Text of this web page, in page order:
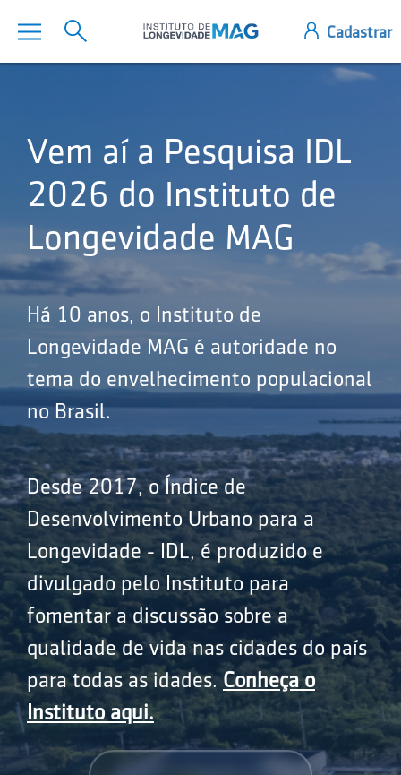
Vem aí a Pesquisa IDL
2026 do Instituto de
Longevidade MAG
Há 10 anos, o Instituto de
Longevidade MAG é autoridade no
tema do envelhecimento populacional
no Brasil.
Desde 2017, o Índice de
Desenvolvimento Urbano para a
Longevidade - IDL, é produzido e
divulgado pelo Instituto para
fomentar a discussão sobre a
qualidade de vida nas cidades do país
para todas as idades.Conheça o
Instituto aqui.